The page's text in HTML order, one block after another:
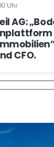
Uhr
AG:
CFO.